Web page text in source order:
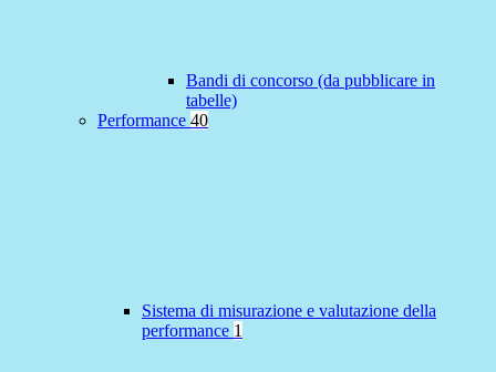
Bandi di concorso (da pubblicare in
tabelle)
Performance 40
Sistema di misurazione e valutazione della
performance 1